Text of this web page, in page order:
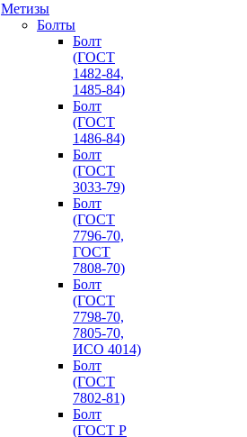
Метизы
Болты
Болт
(ГОСТ
1482-84,
1485-84)
Болт
(ГОСТ
1486-84)
Болт
(ГОСТ
3033-79)
Болт
(ГОСТ
7796-70,
ГОСТ
7808-70)
Болт
(ГОСТ
7798-70,
7805-70,
ИСО 4014)
Болт
(ГОСТ
7802-81)
Болт
(ГОСТ Р